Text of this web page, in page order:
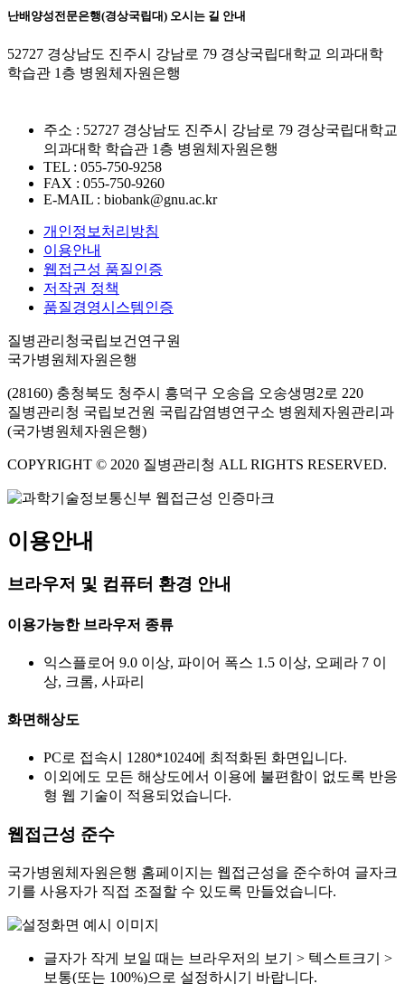
난배양성전문은행(경상국립대) 오시는 길 안내
52727 경상남도 진주시 강남로 79 경상국립대학교 의과대학
학습관 1층 병원체자원은행
주소 : 52727 경상남도 진주시 강남로 79 경상국립대학교
의과대학 학습관 1층 병원체자원은행
TEL : 055-750-9258
FAX : 055-750-9260
E-MAIL : biobank@gnu.ac.kr
개인정보처리방침
이용안내
웹접근성 품질인증
저작권 정책
품질경영시스템인증
질병관리청국립보건연구원
국가병원체자원은행
(28160) 충청북도 청주시 흥덕구 오송읍 오송생명2로 220
질병관리청 국립보건원 국립감염병연구소 병원체자원관리과
(국가병원체자원은행)
COPYRIGHT © 2020 질병관리청 ALL RIGHTS RESERVED.
이용안내
브라우저 및 컴퓨터 환경 안내
이용가능한 브라우저 종류
익스플로어 9.0 이상, 파이어 폭스 1.5 이상, 오페라 7 이
상, 크롬, 사파리
화면해상도
PC로 접속시 1280*1024에 최적화된 화면입니다.
이외에도 모든 해상도에서 이용에 불편함이 없도록 반응
형 웹 기술이 적용되었습니다.
웹접근성 준수
국가병원체자원은행 홈페이지는 웹접근성을 준수하여 글자크
기를 사용자가 직접 조절할 수 있도록 만들었습니다.
글자가 작게 보일 때는 브라우저의 보기 > 텍스트크기 >
보통(또는 100%)으로 설정하시기 바랍니다.